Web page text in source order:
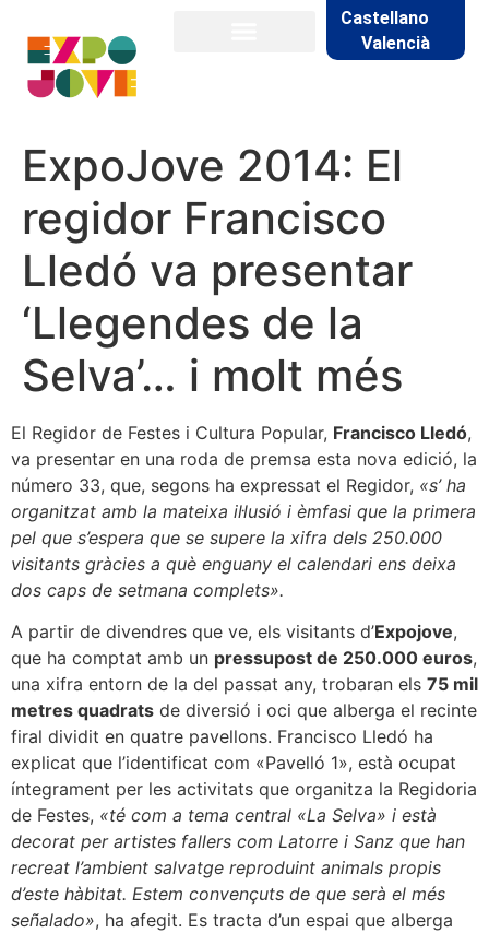
Castellano
Valencià
ExpoJove 2014: El
regidor Francisco
Lledó va presentar
‘Llegendes de la
Selva’… i molt més
El Regidor de Festes i Cultura Popular, Francisco Lledó,
va presentar en una roda de premsa esta nova edició, la
número 33, que, segons ha expressat el Regidor, «s’ ha
organitzat amb la mateixa il·lusió i èmfasi que la primera
pel que s’espera que se supere la xifra dels 250.000
visitants gràcies a què enguany el calendari ens deixa
dos caps de setmana complets».
A partir de divendres que ve, els visitants d’Expojove,
que ha comptat amb un pressupost de 250.000 euros,
una xifra entorn de la del passat any, trobaran els 75 mil
metres quadrats de diversió i oci que alberga el recinte
firal dividit en quatre pavellons. Francisco Lledó ha
explicat que l’identificat com «Pavelló 1», està ocupat
íntegrament per les activitats que organitza la Regidoria
de Festes, «té com a tema central «La Selva» i està
decorat per artistes fallers com Latorre i Sanz que han
recreat l’ambient salvatge reproduint animals propis
d’este hàbitat. Estem convençuts de que serà el més
señalado», ha afegit. Es tracta d’un espai que alberga